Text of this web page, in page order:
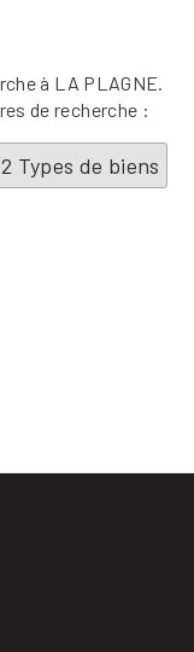
à LA PLAGNE.
de recherche :
2 Types de biens